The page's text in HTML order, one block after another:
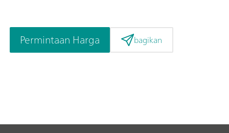
Permintaan Harga bagikan